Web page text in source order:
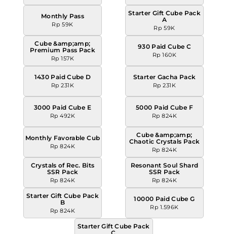
Monthly Pass
Rp 59K
Starter Gift Cube Pack
A
Rp 59K
Cube &amp;amp;
Premium Pass Pack
Rp 157K
930 Paid Cube C
Rp 160K
1430 Paid Cube D
Rp 231K
Starter Gacha Pack
Rp 231K
3000 Paid Cube E
Rp 492K
5000 Paid Cube F
Rp 824K
Monthly Favorable Cub
Rp 824K
Cube &amp;amp;
Chaotic Crystals Pack
Rp 824K
Crystals of Rec. Bits
SSR Pack
Rp 824K
Resonant Soul Shard
SSR Pack
Rp 824K
Starter Gift Cube Pack
B
Rp 824K
10000 Paid Cube G
Rp 1.596K
Starter Gift Cube Pack
C